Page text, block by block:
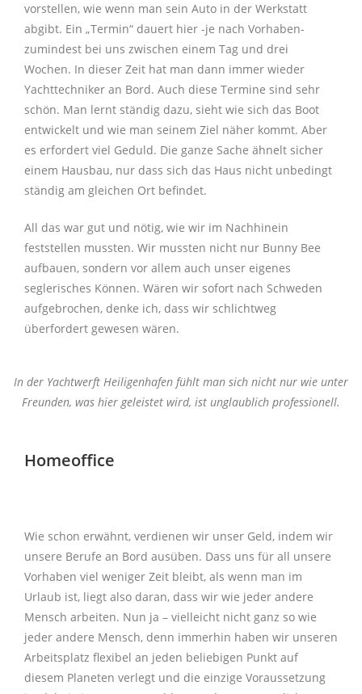
vorstellen, wie wenn man sein Auto in der Werkstatt
abgibt. Ein „Termin“ dauert hier -je nach Vorhaben-
zumindest bei uns zwischen einem Tag und drei
Wochen. In dieser Zeit hat man dann immer wieder
Yachttechniker an Bord. Auch diese Termine sind sehr
schön. Man lernt ständig dazu, sieht wie sich das Boot
entwickelt und wie man seinem Ziel näher kommt. Aber
es erfordert viel Geduld. Die ganze Sache ähnelt sicher
einem Hausbau, nur dass sich das Haus nicht unbedingt
ständig am gleichen Ort befindet.
All das war gut und nötig, wie wir im Nachhinein
feststellen mussten. Wir mussten nicht nur Bunny Bee
aufbauen, sondern vor allem auch unser eigenes
seglerisches Können. Wären wir sofort nach Schweden
aufgebrochen, denke ich, dass wir schlichtweg
überfordert gewesen wären.
In der Yachtwerft Heiligenhafen fühlt man sich nicht nur wie unter
Freunden, was hier geleistet wird, ist unglaublich professionell.
Homeoffice
Wie schon erwähnt, verdienen wir unser Geld, indem wir
unsere Berufe an Bord ausüben. Dass uns für all unsere
Vorhaben viel weniger Zeit bleibt, als wenn man im
Urlaub ist, liegt also daran, dass wir wie jeder andere
Mensch arbeiten. Nun ja – vielleicht nicht ganz so wie
jeder andere Mensch, denn immerhin haben wir unseren
Arbeitsplatz flexibel an jeden beliebigen Punkt auf
diesem Planeten verlegt und die einzige Voraussetzung